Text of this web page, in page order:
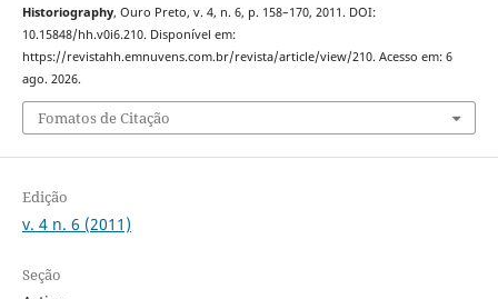
Historiography, Ouro Preto, v. 4, n. 6, p. 158–170, 2011. DOI:
10.15848/hh.v0i6.210. Disponível em:
https://revistahh.emnuvens.com.br/revista/article/view/210. Acesso em: 6
ago. 2026.
Fomatos de Citação
Edição
v. 4 n. 6 (2011)
Seção